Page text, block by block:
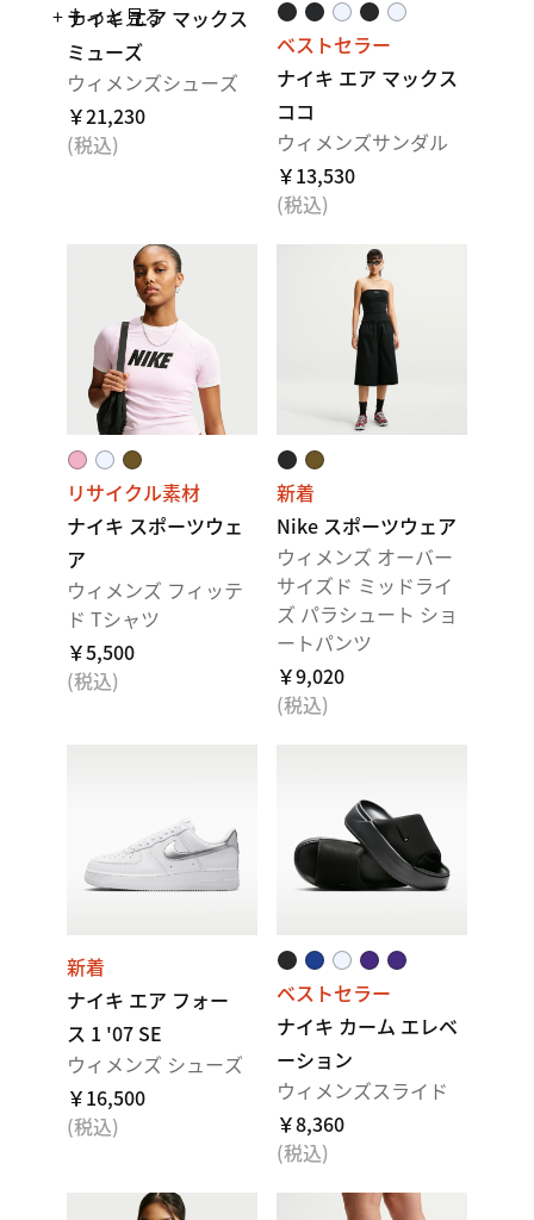
+ もっと見る
ナイキ エア マックス
ミューズ
ウィメンズシューズ
￥21,230
(税込)
ベストセラー
ナイキ エア マックス
ココ
ウィメンズサンダル
￥13,530
(税込)
リサイクル素材
ナイキ スポーツウェ
ア
ウィメンズ フィッテ
ド Tシャツ
￥5,500
(税込)
新着
Nike スポーツウェア
ウィメンズ オーバー
サイズド ミッドライ
ズ パラシュート ショ
ートパンツ
￥9,020
(税込)
新着
ナイキ エア フォー
ス 1 '07 SE
ウィメンズ シューズ
￥16,500
(税込)
ベストセラー
ナイキ カーム エレベ
ーション
ウィメンズスライド
￥8,360
(税込)